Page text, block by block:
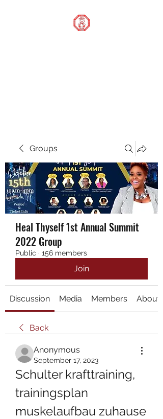
Groups
Heal Thyself 1st Annual Summit
2022 Group
Public · 156 members
Join
Discussion Media Members About
Back
Anonymous
September 17, 2023
Schulter krafttraining,
trainingsplan
muskelaufbau zuhause